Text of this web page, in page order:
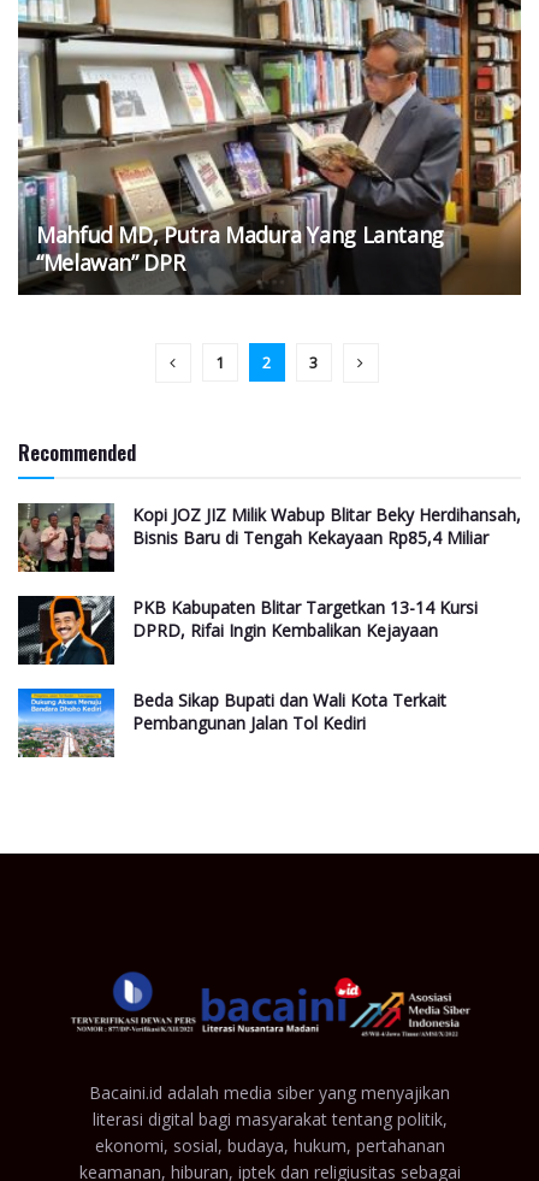
Mahfud MD, Putra Madura Yang Lantang
“Melawan” DPR
1 2 3
Recommended
Kopi JOZ JIZ Milik Wabup Blitar Beky Herdihansah,
Bisnis Baru di Tengah Kekayaan Rp85,4 Miliar
PKB Kabupaten Blitar Targetkan 13-14 Kursi
DPRD, Rifai Ingin Kembalikan Kejayaan
Beda Sikap Bupati dan Wali Kota Terkait
Pembangunan Jalan Tol Kediri
Bacaini.id adalah media siber yang menyajikan
literasi digital bagi masyarakat tentang politik,
ekonomi, sosial, budaya, hukum, pertahanan
keamanan, hiburan, iptek dan religiusitas sebagai